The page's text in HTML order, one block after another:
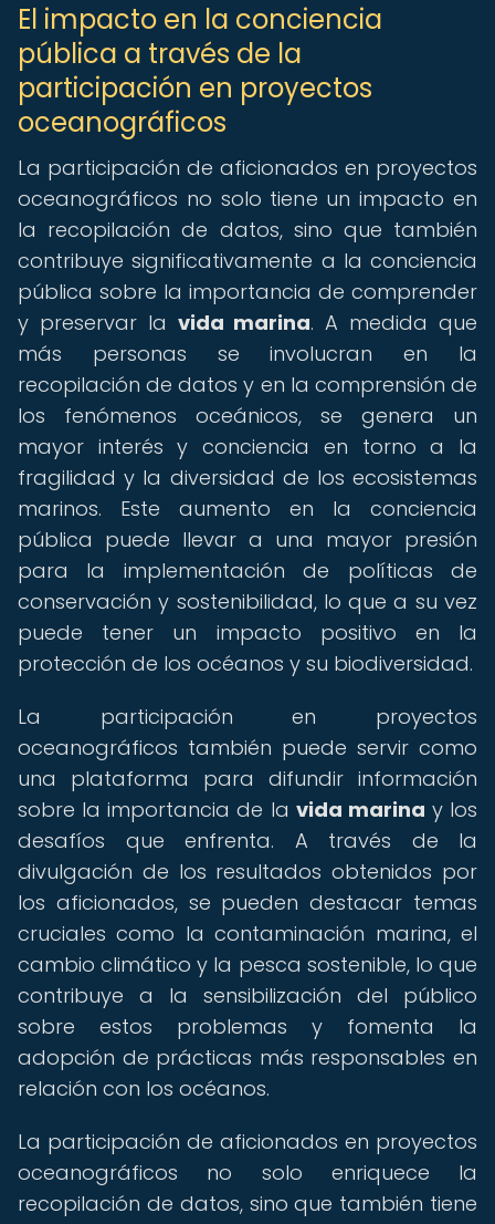
El impacto en la conciencia
pública a través de la
participación en proyectos
oceanográficos
La participación de aficionados en proyectos
oceanográficos no solo tiene un impacto en
la recopilación de datos, sino que también
contribuye significativamente a la conciencia
pública sobre la importancia de comprender
y preservar la vida marina. A medida que
más personas se involucran en la
recopilación de datos y en la comprensión de
los fenómenos oceánicos, se genera un
mayor interés y conciencia en torno a la
fragilidad y la diversidad de los ecosistemas
marinos. Este aumento en la conciencia
pública puede llevar a una mayor presión
para la implementación de políticas de
conservación y sostenibilidad, lo que a su vez
puede tener un impacto positivo en la
protección de los océanos y su biodiversidad.
La participación en proyectos
oceanográficos también puede servir como
una plataforma para difundir información
sobre la importancia de la vida marina y los
desafíos que enfrenta. A través de la
divulgación de los resultados obtenidos por
los aficionados, se pueden destacar temas
cruciales como la contaminación marina, el
cambio climático y la pesca sostenible, lo que
contribuye a la sensibilización del público
sobre estos problemas y fomenta la
adopción de prácticas más responsables en
relación con los océanos.
La participación de aficionados en proyectos
oceanográficos no solo enriquece la
recopilación de datos, sino que también tiene